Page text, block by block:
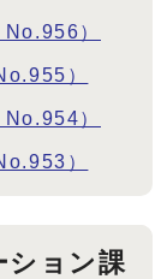
）
）
）
）
ション課